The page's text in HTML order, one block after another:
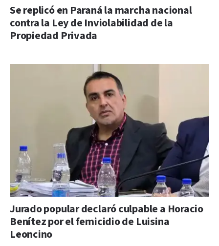
Se replicó en Paraná la marcha nacional
contra la Ley de Inviolabilidad de la
Propiedad Privada
Jurado popular declaró culpable a Horacio
Benítez por el femicidio de Luisina
Leoncino